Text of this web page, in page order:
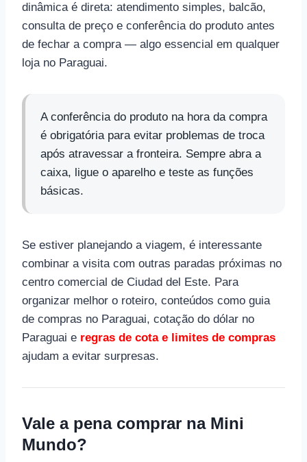
dinâmica é direta: atendimento simples, balcão,
consulta de preço e conferência do produto antes
de fechar a compra — algo essencial em qualquer
loja no Paraguai.
A conferência do produto na hora da compra
é obrigatória para evitar problemas de troca
após atravessar a fronteira. Sempre abra a
caixa, ligue o aparelho e teste as funções
básicas.
Se estiver planejando a viagem, é interessante
combinar a visita com outras paradas próximas no
centro comercial de Ciudad del Este. Para
organizar melhor o roteiro, conteúdos como guia
de compras no Paraguai, cotação do dólar no
Paraguai e regras de cota e limites de compras
ajudam a evitar surpresas.
Vale a pena comprar na Mini
Mundo?